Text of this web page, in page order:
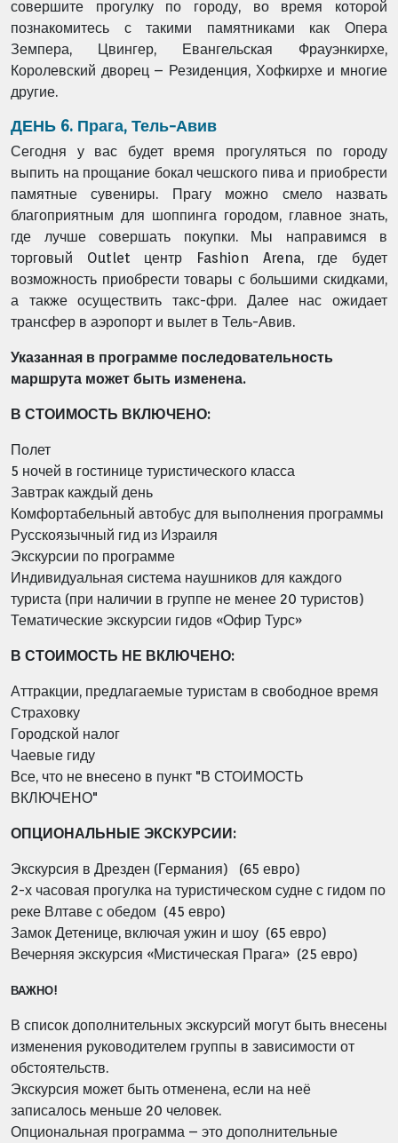
совершите прогулку по городу, во время которой
познакомитесь с такими памятниками как Опера
Земпера, Цвингер, Евангельская Фрауэнкирхе,
Королевский дворец – Резиденция, Хофкирхе и многие
другие.
ДЕНЬ 6. Прага, Тель-Авив
Сегодня у вас будет время прогуляться по городу
выпить на прощание бокал чешского пива и приобрести
памятные сувениры. Прагу можно смело назвать
благоприятным для шоппинга городом, главное знать,
где лучше совершать покупки. Мы направимся в
торговый Outlet центр Fashion Arena, где будет
возможность приобрести товары с большими скидками,
а также осуществить такс-фри. Далее нас ожидает
трансфер в аэропорт и вылет в Тель-Авив.
Указанная в программе последовательность
маршрута может быть изменена.
В СТОИМОСТЬ ВКЛЮЧЕНО:
Полет
5 ночей в гостинице туристического класса
Завтрак каждый день
Комфортабельный автобус для выполнения программы
Русскоязычный гид из Израиля
Экскурсии по программе
Индивидуальная система наушников для каждого
туриста (при наличии в группе не менее 20 туристов)
Тематические экскурсии гидов «Офир Турс»
В СТОИМОСТЬ НЕ ВКЛЮЧЕНО:
Аттракции, предлагаемые туристам в свободное время
Страховку
Городской налог
Чаевые гиду
Все, что не внесено в пункт "В СТОИМОСТЬ
ВКЛЮЧЕНО"
ОПЦИОНАЛЬНЫЕ ЭКСКУРСИИ:
Экскурсия в Дрезден (Германия) (65 евро)
2-х часовая прогулка на туристическом судне с гидом по
реке Влтаве с обедом (45 евро)
Замок Детенице, включая ужин и шоу (65 евро)
Вечерняя экскурсия «Мистическая Прага» (25 евро)
ВАЖНО!
В список дополнительных экскурсий могут быть внесены
изменения руководителем группы в зависимости от
обстоятельств.
Экскурсия может быть отменена, если на неё
записалось меньше 20 человек.
Опциональная программа – это дополнительные